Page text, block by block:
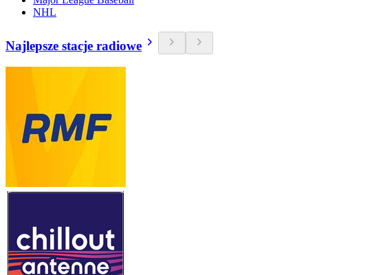
NHL
Najlepsze stacje radiowe